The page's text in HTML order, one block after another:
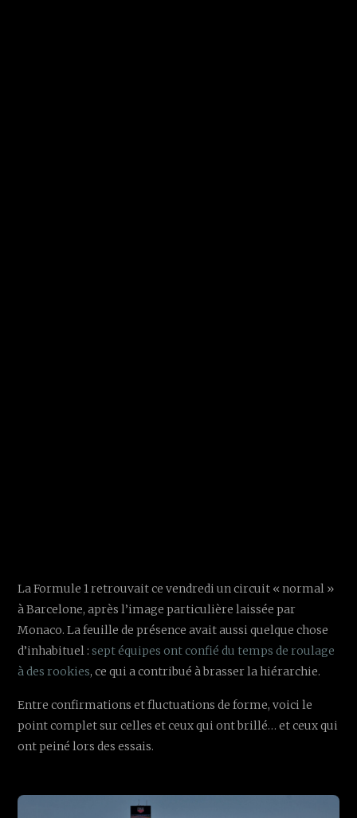
La Formule 1 retrouvait ce vendredi un circuit « normal »
à Barcelone, après l’image particulière laissée par
Monaco. La feuille de présence avait aussi quelque chose
d’inhabituel :sept équipes ont confié du temps de roulage
à des rookies, ce qui a contribué à brasser la hiérarchie.
Entre confirmations et fluctuations de forme, voici le
point complet sur celles et ceux qui ont brillé… et ceux qui
ont peiné lors des essais.